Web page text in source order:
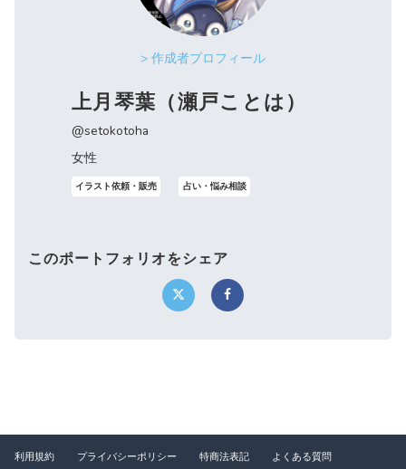
> 作成者プロフィール
上月琴葉（瀬戸ことは）
@setokotoha
女性
イラスト依頼・販売 占い・悩み相談
このポートフォリオをシェア
利用規約 プライバシーポリシー 特商法表記 よくある質問